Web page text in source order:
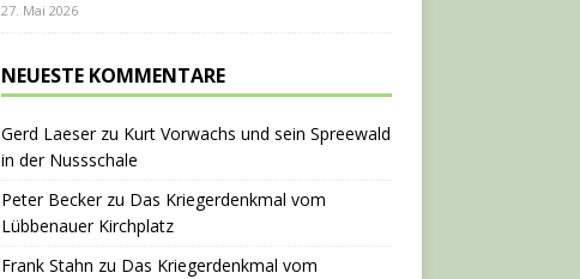
27. Mai 2026
NEUESTE KOMMENTARE
Gerd Laeserzu Kurt Vorwachs und sein Spreewald
in der Nussschale
Peter Beckerzu Das Kriegerdenkmal vom
Lübbenauer Kirchplatz
Frank Stahn zu Das Kriegerdenkmal vom